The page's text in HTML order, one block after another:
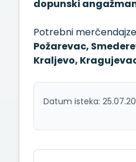
dopunski
Potrebni
Požarevac,
Kraljevo,
Datum isteka: